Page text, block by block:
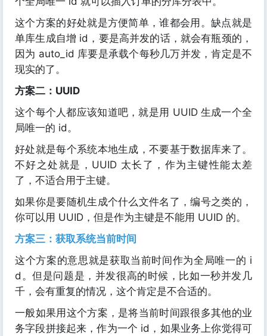
这个方案的好处就是方便简单，谁都会用。缺点就是
单库生成自增 id，要是高并发的话，就会有瓶颈的，
因为 auto_id 库要是承载个每秒几万并发，肯定是不
现实的了。
方案二：UUID
这个每个人都应该知道吧，就是用 UUID 生成一个全
局唯一的 id。
好处就是每个系统本地生成，不要基于数据库来了。
不好之处就是，UUID 太长了，作为主键性能太差
了，不适合用于主键。
如果你是要随机生成个什么文件名了，编号之类的，
你可以用 UUID，但是作为主键是不能用 UUID 的。
方案三：获取系统当前时间
这个方案的意思就是获取当前时间作为全局唯一的 i
d。但是问题是，并发很高的时候，比如一秒并发几
千，会有重复的情况，这个肯定是不合适的。
一般如果用这个方案，是将当前时间跟很多其他的业
务字段拼接起来，作为一个 id，如果业务上你觉得可